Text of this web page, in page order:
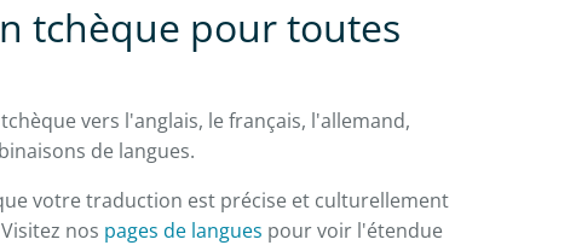
tchèque pour toutes
vers l'anglais, le français, l'allemand,
de langues.
votre traduction est précise et culturellement
nos pages de langues pour voir l'étendue